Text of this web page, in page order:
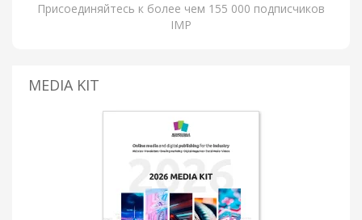
Присоединяйтесь к более чем 155 000 подписчиков
IMP
MEDIA KIT